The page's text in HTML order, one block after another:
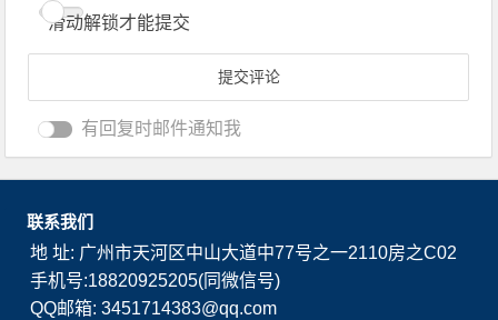
滑动解锁才能提交
有回复时邮件通知我
联系我们
地 址: 广州市天河区中山大道中77号之一2110房之C02
手机号:18820925205(同微信号)
QQ邮箱: 3451714383@qq.com